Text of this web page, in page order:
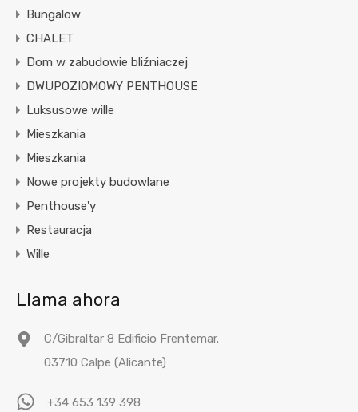
Bungalow
CHALET
Dom w zabudowie bliźniaczej
DWUPOZIOMOWY PENTHOUSE
Luksusowe wille
Mieszkania
Mieszkania
Nowe projekty budowlane
Penthouse'y
Restauracja
Wille
Llama ahora
C/Gibraltar 8 Edificio Frentemar.
03710 Calpe (Alicante)
+34 653 139 398